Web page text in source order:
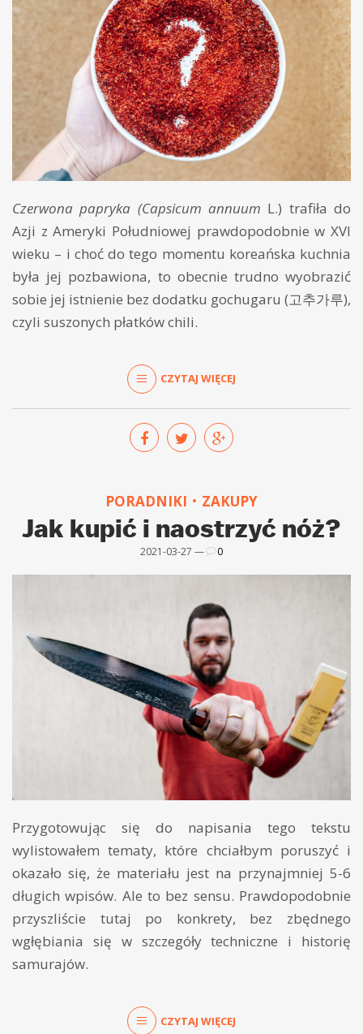
Czerwona papryka (Capsicum annuum L.) trafiła do
Azji z Ameryki Południowej prawdopodobnie w XVI
wieku – i choć do tego momentu koreańska kuchnia
była jej pozbawiona, to obecnie trudno wyobrazić
sobie jej istnienie bez dodatku gochugaru (고추가루),
czyli suszonych płatków chili.
CZYTAJ WIĘCEJ
PORADNIKI ZAKUPY
Jak kupić i naostrzyć nóż?
2021-03-27 — 0
Przygotowując się do napisania tego tekstu
wylistowałem tematy, które chciałbym poruszyć i
okazało się, że materiału jest na przynajmniej 5-6
długich wpisów. Ale to bez sensu. Prawdopodobnie
przyszliście tutaj po konkrety, bez zbędnego
wgłębiania się w szczegóły techniczne i historię
samurajów.
CZYTAJ WIĘCEJ